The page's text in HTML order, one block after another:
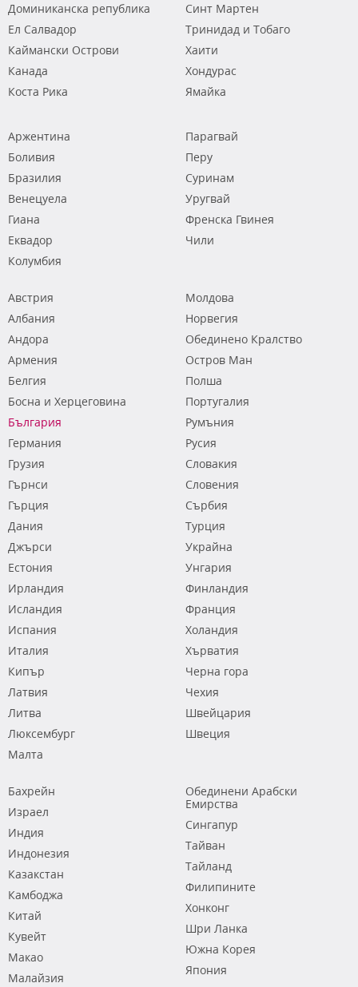
Доминиканска република
Ел Салвадор
Каймански Острови
Канада
Коста Рика
Синт Мартен
Тринидад и Тобаго
Хаити
Хондурас
Ямайка
Аржентина
Боливия
Бразилия
Венецуела
Гиана
Еквадор
Колумбия
Парагвай
Перу
Суринам
Уругвай
Френска Гвинея
Чили
Австрия
Албания
Андора
Армения
Белгия
Босна и Херцеговина
България
Германия
Грузия
Гърнси
Гърция
Дания
Джърси
Естония
Ирландия
Исландия
Испания
Италия
Кипър
Латвия
Литва
Люксембург
Малта
Молдова
Норвегия
Обединено Кралство
Остров Ман
Полша
Португалия
Румъния
Русия
Словакия
Словения
Сърбия
Турция
Украйна
Унгария
Финландия
Франция
Холандия
Хърватия
Черна гора
Чехия
Швейцария
Швеция
Бахрейн
Израел
Индия
Индонезия
Казакстан
Камбоджа
Китай
Кувейт
Макао
Малайзия
Обединени Арабски
Емирства
Сингапур
Тайван
Тайланд
Филипините
Хонконг
Шри Ланка
Южна Корея
Япония